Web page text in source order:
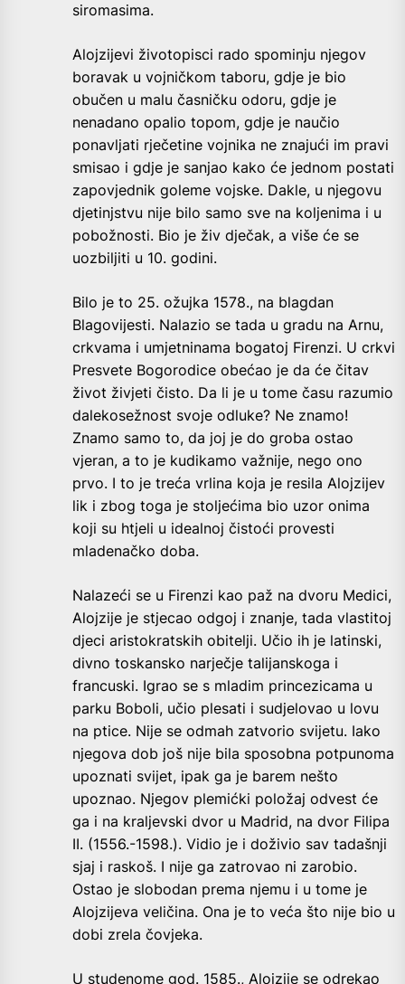
siromasima.
Alojzijevi životopisci rado spominju njegov
boravak u vojničkom taboru, gdje je bio
obučen u malu časničku odoru, gdje je
nenadano opalio topom, gdje je naučio
ponavljati rječetine vojnika ne znajući im pravi
smisao i gdje je sanjao kako će jednom postati
zapovjednik goleme vojske. Dakle, u njegovu
djetinjstvu nije bilo samo sve na koljenima i u
pobožnosti. Bio je živ dječak, a više će se
uozbiljiti u 10. godini.
Bilo je to 25. ožujka 1578., na blagdan
Blagovijesti. Nalazio se tada u gradu na Arnu,
crkvama i umjetninama bogatoj Firenzi. U crkvi
Presvete Bogorodice obećao je da će čitav
život živjeti čisto. Da li je u tome času razumio
dalekosežnost svoje odluke? Ne znamo!
Znamo samo to, da joj je do groba ostao
vjeran, a to je kudikamo važnije, nego ono
prvo. I to je treća vrlina koja je resila Alojzijev
lik i zbog toga je stoljećima bio uzor onima
koji su htjeli u idealnoj čistoći provesti
mladenačko doba.
Nalazeći se u Firenzi kao paž na dvoru Medici,
Alojzije je stjecao odgoj i znanje, tada vlastitoj
djeci aristokratskih obitelji. Učio ih je latinski,
divno toskansko narječje talijanskoga i
francuski. Igrao se s mladim princezicama u
parku Boboli, učio plesati i sudjelovao u lovu
na ptice. Nije se odmah zatvorio svijetu. Iako
njegova dob još nije bila sposobna potpunoma
upoznati svijet, ipak ga je barem nešto
upoznao. Njegov plemićki položaj odvest će
ga i na kraljevski dvor u Madrid, na dvor Filipa
II. (1556.-1598.). Vidio je i doživio sav tadašnji
sjaj i raskoš. I nije ga zatrovao ni zarobio.
Ostao je slobodan prema njemu i u tome je
Alojzijeva veličina. Ona je to veća što nije bio u
dobi zrela čovjeka.
U studenome god. 1585., Alojzije se odrekao